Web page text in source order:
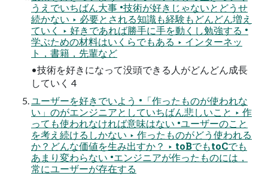
うえでいちばん大事 •技術が好きじゃないとどうせ
続かない ‣ 必要とされる知識も経験もどんどん増え
ていく ‣ 好きであれば勝手に手を動くし勉強する •
学ぶための材料はいくらでもある ‣ インターネッ
ト，書籍，先輩など
•技術を好きになって没頭できる人がどんどん成長
していく 4
ユーザーを好きでいよう •「作ったものが使われな
い」のがエンジニアとしていちばん悲しいこと ‣ 作
っても使われなければ意味はない •ユーザーのこと
を考え続けるしかない ‣ 作ったものがどう使われる
か？どんな価値を生み出すか？ ‣ toBでもtoCでも
あまり変わらない •エンジニアが作ったものには，
常にユーザーが存在する